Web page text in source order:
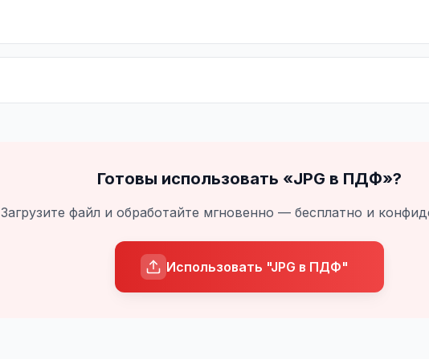
Готовы использовать «JPG в ПДФ»?
Загрузите файл и обработайте мгновенно — бесплатно и
Использовать "JPG в ПДФ"